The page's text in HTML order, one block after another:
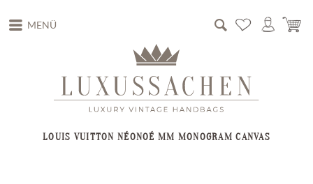
MENÜ
LOUIS VUITTON NÉONOÉ MM MONOGRAM CANVAS